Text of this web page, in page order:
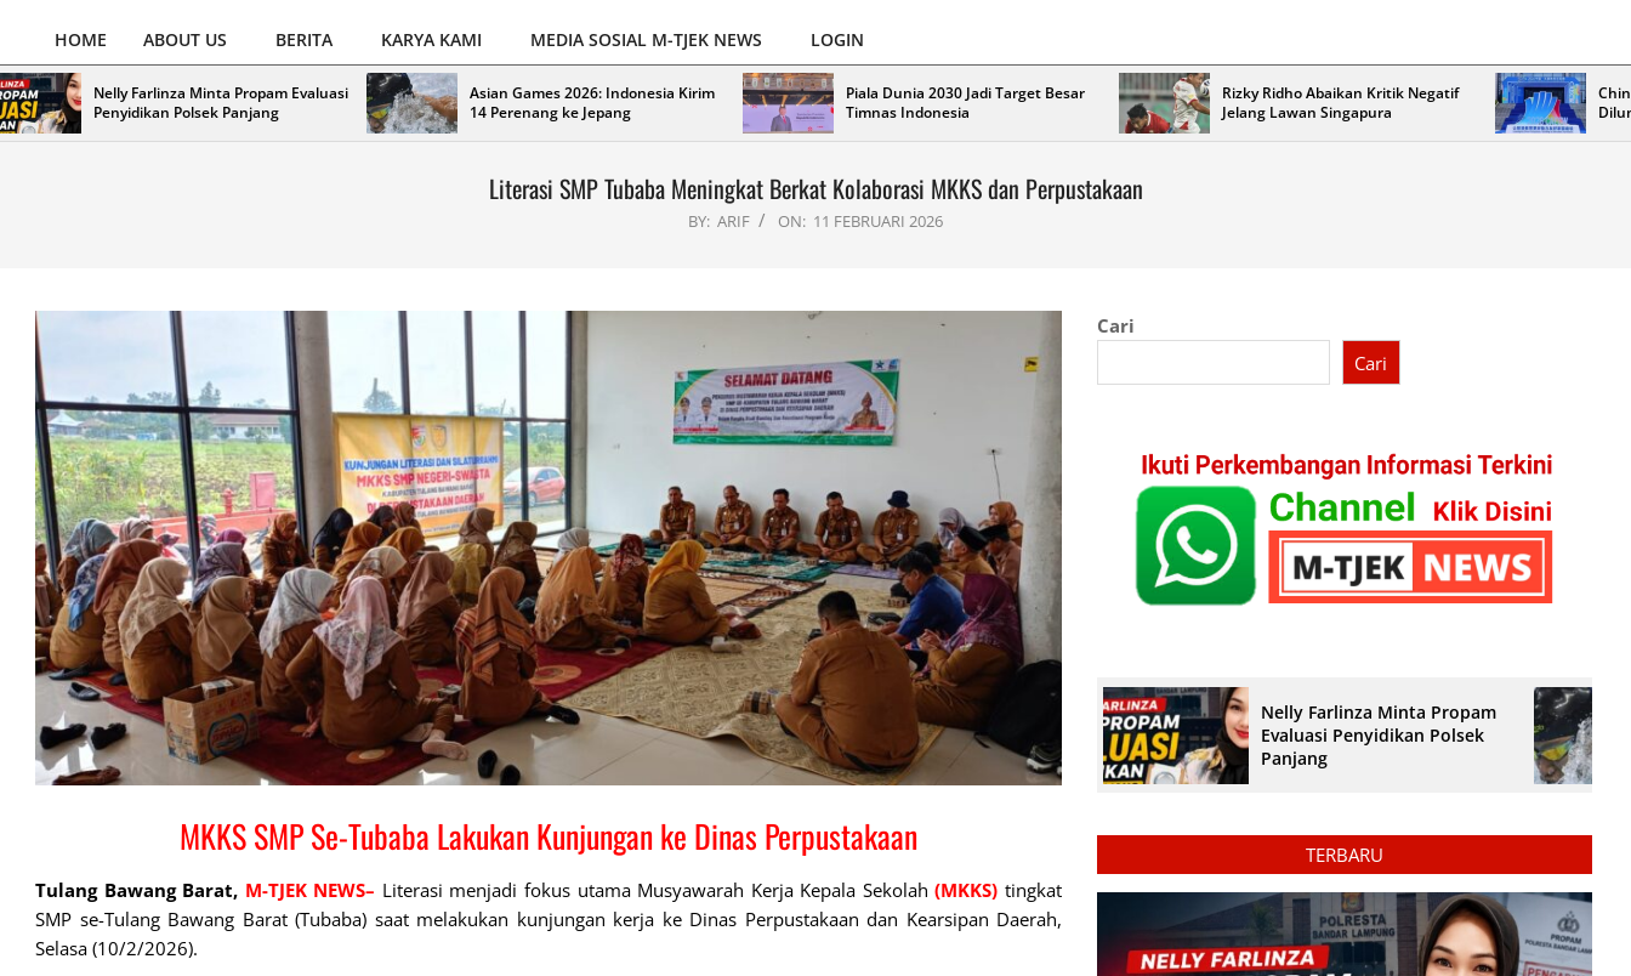
TJEK
NEWS
Primary
Navigation
Menu
HOME ABOUT US BERITA KARYA KAMI MEDIA SOSIAL M-TJEK NEWS LOGIN
Nelly Farlinza Minta Propam Evaluasi
Penyidikan Polsek Panjang
Asian Games 2026: Indonesia Kirim
14 Perenang ke Jepang
Piala Dunia 2030 Jadi Target Besar
Timnas Indonesia
Rizky Ridho Abaikan Kritik Negatif
Jelang Lawan Singapura
Literasi SMP Tubaba Meningkat Berkat Kolaborasi MKKS dan Perpustakaan
BY: ARIF ON: 11 FEBRUARI 2026
MKKS SMP Se-Tubaba Lakukan Kunjungan ke Dinas Perpustakaan
Tulang Bawang Barat, M-TJEK NEWS– Literasi menjadi fokus utama Musyawarah Kerja Kepala Sekolah(MKKS) tingkat
SMP se-Tulang Bawang Barat (Tubaba) saat melakukan kunjungan kerja ke Dinas Perpustakaan dan Kearsipan Daerah,
Selasa (10/2/2026).
Cari
Cari
Nelly Farlinza Minta Propam
Evaluasi Penyidikan Polsek
Panjang
TERBARU